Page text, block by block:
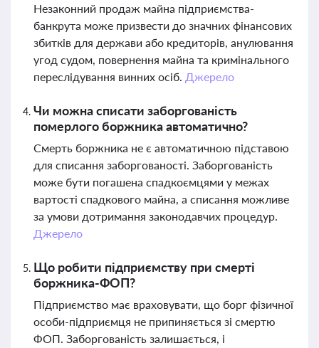
Незаконний продаж майна підприємства-
банкрута може призвести до значних фінансових
збитків для держави або кредиторів, анулювання
угод судом, повернення майна та кримінального
переслідування винних осіб. Джерело
Чи можна списати заборгованість
померлого боржника автоматично?
Смерть боржника не є автоматичною підставою
для списання заборгованості. Заборгованість
може бути погашена спадкоємцями у межах
вартості спадкового майна, а списання можливе
за умови дотримання законодавчих процедур.
Джерело
Що робити підприємству при смерті
боржника-ФОП?
Підприємство має враховувати, що борг фізичної
особи-підприємця не припиняється зі смертю
ФОП. Заборгованість залишається, і